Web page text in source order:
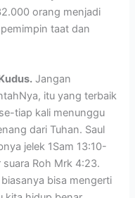
orang menjadi
taat dan
Jangan
itu yang terbaik
tiap kali menunggu
dari Tuhan. Saul
jelek 1Sam 13:10-
Roh Mrk 4:23.
bisa mengerti